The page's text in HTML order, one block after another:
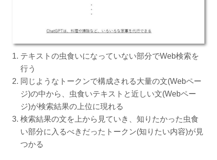
テキストの虫食いになっていない部分でWeb検索を
行う
同じようなトークンで構成される大量の文(Webペー
ジ)の中から、虫食いテキストと近しい文(Webペー
ジ)が検索結果の上位に現れる
検索結果の文を上から見ていき、知りたかった虫食
い部分に入るべきだったトークン(知りたい内容)が見
つかる